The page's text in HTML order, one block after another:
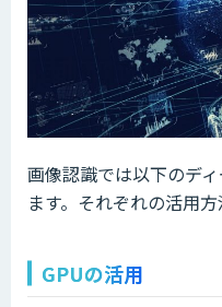
画像認識では以下のデ
ます。それぞれの活用
GPUの活用